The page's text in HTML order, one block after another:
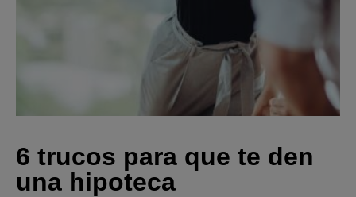
6 trucos para que te den
una hipoteca